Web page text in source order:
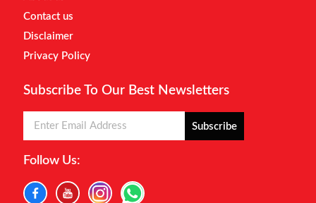
Contact us
Disclaimer
Privacy Policy
Subscribe To Our Best Newsletters
Subscribe
Follow Us: